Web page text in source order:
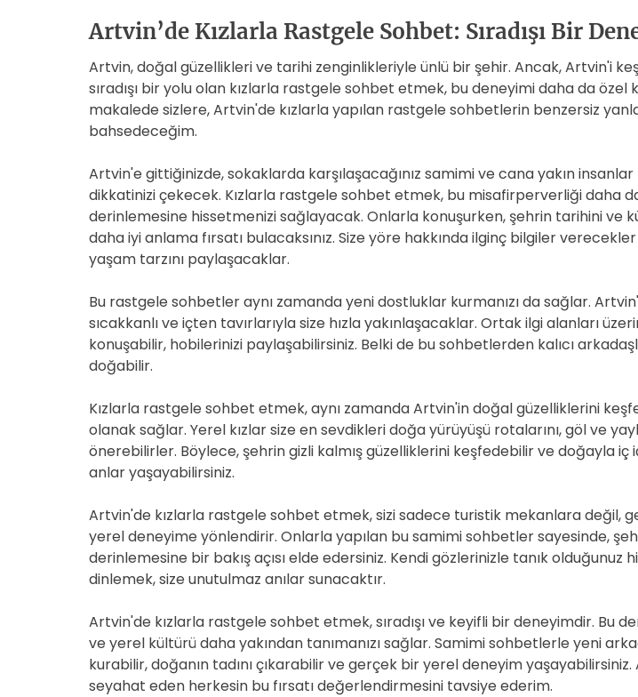
Artvin’de Kızlarla Rastgele Sohbet: Sıradışı Bir
Artvin, doğal güzellikleri ve tarihi zenginlikleriyle ünlü bir şehir. Ancak, Artvin'i
sıradışı bir yolu olan kızlarla rastgele sohbet etmek, bu deneyimi daha da özel
makalede sizlere, Artvin'de kızlarla yapılan rastgele sohbetlerin benzersiz
bahsedeceğim.
Artvin'e gittiğinizde, sokaklarda karşılaşacağınız samimi ve cana yakın
dikkatinizi çekecek. Kızlarla rastgele sohbet etmek, bu misafirperverliği daha
derinlemesine hissetmenizi sağlayacak. Onlarla konuşurken, şehrin tarihini ve
daha iyi anlama fırsatı bulacaksınız. Size yöre hakkında ilginç bilgiler
yaşam tarzını paylaşacaklar.
Bu rastgele sohbetler aynı zamanda yeni dostluklar kurmanızı da sağlar.
sıcakkanlı ve içten tavırlarıyla size hızla yakınlaşacaklar. Ortak ilgi alanları
konuşabilir, hobilerinizi paylaşabilirsiniz. Belki de bu sohbetlerden kalıcı
doğabilir.
Kızlarla rastgele sohbet etmek, aynı zamanda Artvin'in doğal güzelliklerini
olanak sağlar. Yerel kızlar size en sevdikleri doğa yürüyüşü rotalarını, göl ve
önerebilirler. Böylece, şehrin gizli kalmış güzelliklerini keşfedebilir ve doğayla iç
anlar yaşayabilirsiniz.
Artvin'de kızlarla rastgele sohbet etmek, sizi sadece turistik mekanlara değil,
yerel deneyime yönlendirir. Onlarla yapılan bu samimi sohbetler sayesinde,
derinlemesine bir bakış açısı elde edersiniz. Kendi gözlerinizle tanık olduğunuz
dinlemek, size unutulmaz anılar sunacaktır.
Artvin'de kızlarla rastgele sohbet etmek, sıradışı ve keyifli bir deneyimdir. Bu
ve yerel kültürü daha yakından tanımanızı sağlar. Samimi sohbetlerle yeni
kurabilir, doğanın tadını çıkarabilir ve gerçek bir yerel deneyim
seyahat eden herkesin bu fırsatı değerlendirmesini tavsiye ederim.